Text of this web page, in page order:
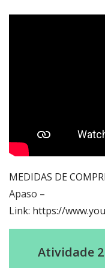
MEDIDAS DE
Apaso –
Link: https://
Atividade 2